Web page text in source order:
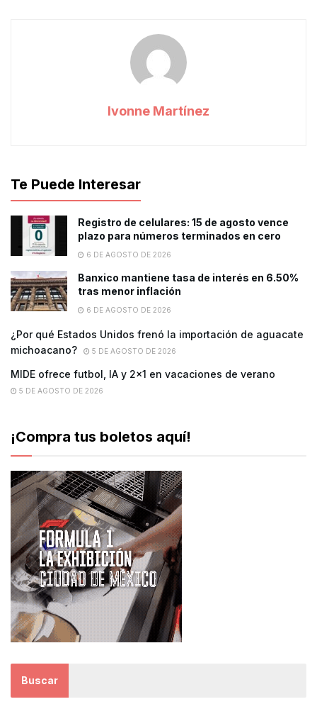
Ivonne Martínez
Te Puede Interesar
Registro de celulares: 15 de agosto vence
plazo para números terminados en cero
6 DE AGOSTO DE 2026
Banxico mantiene tasa de interés en 6.50%
tras menor inflación
6 DE AGOSTO DE 2026
¿Por qué Estados Unidos frenó la importación de aguacate
michoacano?
5 DE AGOSTO DE 2026
MIDE ofrece futbol, lA y 2×1 en vacaciones de verano
5 DE AGOSTO DE 2026
¡Compra tus boletos aquí!
Buscar